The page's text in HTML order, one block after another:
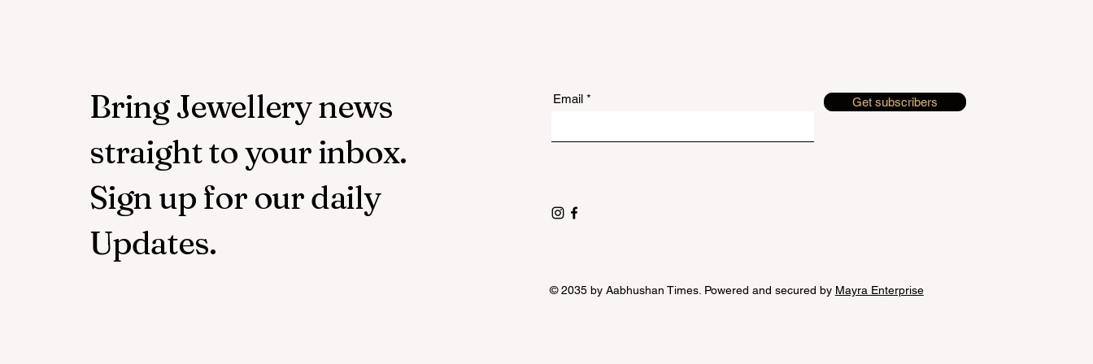
Bring Jewellery news
straight to your inbox.
Sign up for our daily
Updates.
Email Get subscribers
© 2035 by Aabhushan Times. Powered and secured by Mayra Enterprise